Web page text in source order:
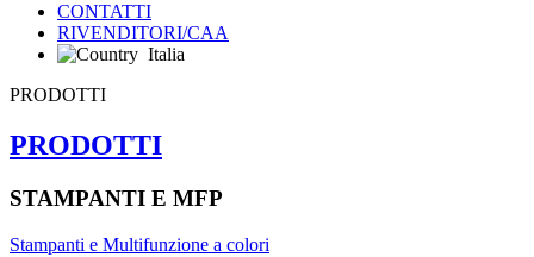
CONTATTI
RIVENDITORI/CAA
Italia
PRODOTTI
PRODOTTI
STAMPANTI E MFP
Stampanti e Multifunzione a colori